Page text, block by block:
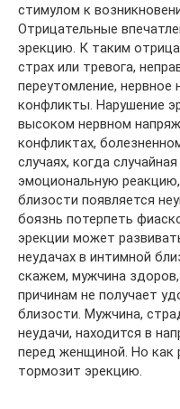
стимулом к
Отрицательные
эрекцию. К таким
страх или тревога,
переутомление, нервное
конфликты. Нарушение
высоком нервном
конфликтах,
случаях, когда
эмоциональную
близости появляется
боязнь потерпеть
эрекции может
неудачах в интимной
скажем, мужчина
причинам не получает
близости. Мужчина,
неудачи, находится в
перед женщиной. Но как
тормозит эрекцию.